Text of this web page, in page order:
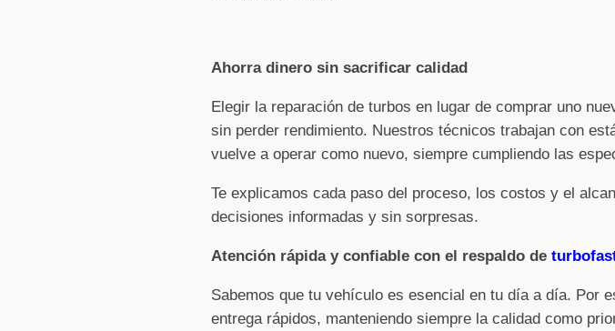
Ahorra dinero sin sacrificar calidad
Elegir la reparación de turbos en lugar de comprar uno
sin perder rendimiento. Nuestros técnicos trabajan con
vuelve a operar como nuevo, siempre cumpliendo las
Te explicamos cada paso del proceso, los costos y el
decisiones informadas y sin sorpresas.
Atención rápida y confiable con el respaldo de
Sabemos que tu vehículo es esencial en tu día a día. Por
entrega rápidos, manteniendo siempre la calidad como